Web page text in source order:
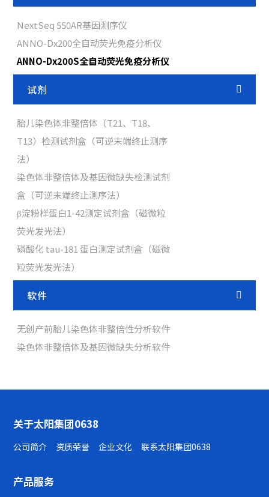
NextSeq 550AR基因测序仪
ANNO-Dx200全自动荧光免疫分析仪
ANNO-Dx200S全自动荧光免疫分析仪
试剂
胎儿染色体非整倍体（T21、T18、
T13）检测试剂盒（可逆末端终止测序
法）
染色体非整倍体及基因微缺失检测试剂
盒（可逆末端终止测序法）
β淀粉样蛋白1-42测定试剂盒（磁微粒
荧光发光法）
磷酸化 tau-181 蛋白测定试剂盒（磁微
粒荧光发光法）
软件
无创产前胎儿染色体非整倍性分析软件
染色体非整倍体及基因微缺失分析软件
关于太阳集团0638
公司简介 资质荣誉 企业文化 联系太阳集团0638
产品服务